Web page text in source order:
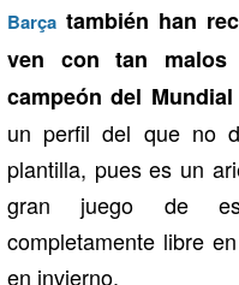
Barça también han
ven con tan
campeón del
un perfil del que no
plantilla, pues es un
gran juego de
completamente libre
en invierno.